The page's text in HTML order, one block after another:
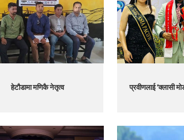
हेटौडामा मणिकै नेतृत्व प्रवीणलाई ‘क्लासी